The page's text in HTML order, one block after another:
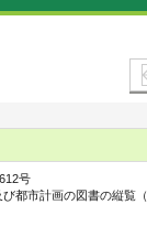
号
都市計画の図書の縦覧